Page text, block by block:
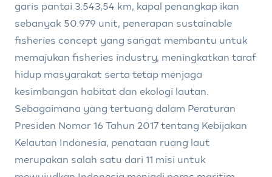
garis pantai 3.543,54 km, kapal penangkap ikan
sebanyak 50.979 unit, penerapan sustainable
fisheries concept yang sangat membantu untuk
memajukan fisheries industry, meningkatkan taraf
hidup masyarakat serta tetap menjaga
kesimbangan habitat dan ekologi lautan.
Sebagaimana yang tertuang dalam Peraturan
Presiden Nomor 16 Tahun 2017 tentang Kebijakan
Kelautan Indonesia, penataan ruang laut
merupakan salah satu dari 11 misi untuk